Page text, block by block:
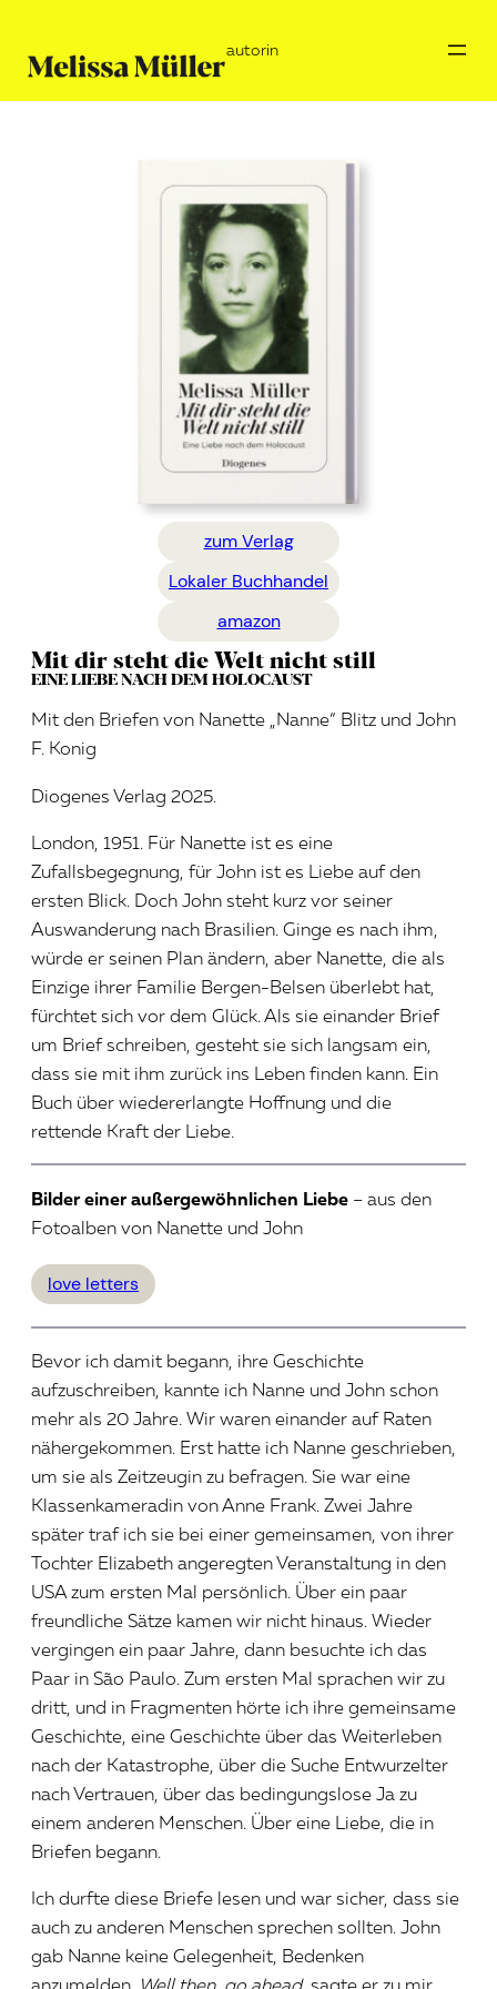
autorin
zum Verlag
Lokaler Buchhandel
amazon
Mit dir steht die Welt nicht still
EINE LIEBE NACH DEM HOLOCAUST
Mit den Briefen von Nanette „Nanne“ Blitz und John
F. Konig
Diogenes Verlag 2025.
London, 1951. Für Nanette ist es eine
Zufallsbegegnung, für John ist es Liebe auf den
ersten Blick. Doch John steht kurz vor seiner
Auswanderung nach Brasilien. Ginge es nach ihm,
würde er seinen Plan ändern, aber Nanette, die als
Einzige ihrer Familie Bergen-Belsen überlebt hat,
fürchtet sich vor dem Glück. Als sie einander Brief
um Brief schreiben, gesteht sie sich langsam ein,
dass sie mit ihm zurück ins Leben finden kann. Ein
Buch über wiedererlangte Hoffnung und die
rettende Kraft der Liebe.
Bilder einer außergewöhnlichen Liebe – aus den
Fotoalben von Nanette und John
love letters
Bevor ich damit begann, ihre Geschichte
aufzuschreiben, kannte ich Nanne und John schon
mehr als 20 Jahre. Wir waren einander auf Raten
nähergekommen. Erst hatte ich Nanne geschrieben,
um sie als Zeitzeugin zu befragen. Sie war eine
Klassenkameradin von Anne Frank. Zwei Jahre
später traf ich sie bei einer gemeinsamen, von ihrer
Tochter Elizabeth angeregten Veranstaltung in den
USA zum ersten Mal persönlich. Über ein paar
freundliche Sätze kamen wir nicht hinaus. Wieder
vergingen ein paar Jahre, dann besuchte ich das
Paar in São Paulo. Zum ersten Mal sprachen wir zu
dritt, und in Fragmenten hörte ich ihre gemeinsame
Geschichte, eine Geschichte über das Weiterleben
nach der Katastrophe, über die Suche Entwurzelter
nach Vertrauen, über das bedingungslose Ja zu
einem anderen Menschen. Über eine Liebe, die in
Briefen begann.
Ich durfte diese Briefe lesen und war sicher, dass sie
auch zu anderen Menschen sprechen sollten. John
gab Nanne keine Gelegenheit, Bedenken